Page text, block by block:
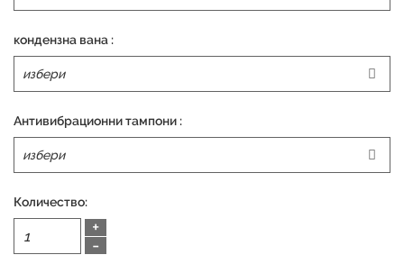
кондензна вана :
Антивибрационни тампони :
Количество:
+
-